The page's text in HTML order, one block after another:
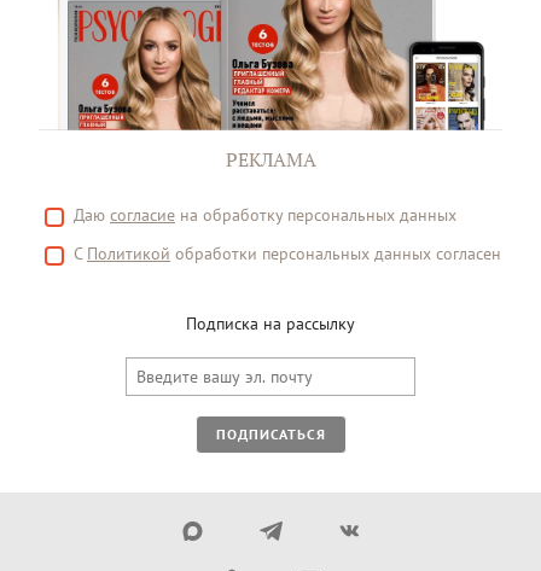
РЕКЛАМА
Даю согласие на обработку персональных данных
С Политикой обработки персональных данных согласен
Подписка на рассылку
ПОДПИСАТЬСЯ